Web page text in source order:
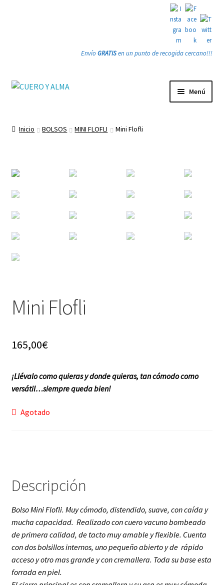
EnvíoGRATISen un punto de recogida cercano!!!
Ir
Ir
Menú
Quienes somos
Gracias
Contacto
Inicio BOLSOS MINI FLOFLI Mini Flofli
Mini Flofli
165,00€
¡Llévalo como quieras y donde quieras, tan cómodo como
versátil…siempre queda bien!
Agotado
Descripción
Bolso Mini Flofli. Muy cómodo, distendido, suave, con caída y
mucha capacidad. Realizado con cuero vacuno bombeado
de primera calidad, de tacto muy amable y flexible. Cuenta
con dos bolsillos internos, uno pequeño abierto y de rápido
acceso y otro mas grande y con cremallera. Toda su base esta
forrada en piel.